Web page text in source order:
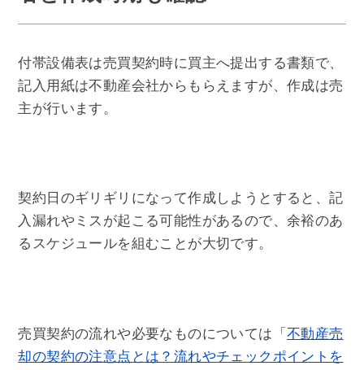
付帯設備表は売買契約時に買主へ提出する書類で、
記入用紙は不動産会社からもらえますが、作成は売
主が行います。
契約日のギリギリになって作成しようとすると、記
入漏れやミスが起こる可能性があるので、余裕のあ
るスケジュールを組むことが大切です。
売買契約の流れや必要なものについては「 不動産売
却の契約の注意点とは？流れやチェックポイントを